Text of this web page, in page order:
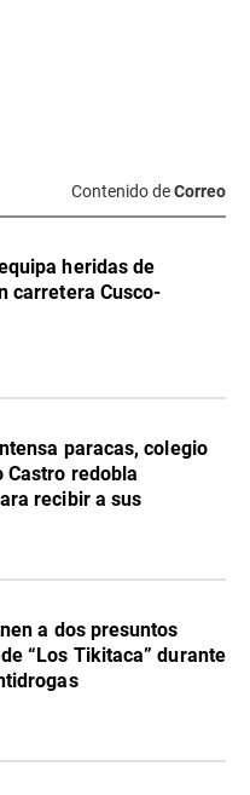
Contenido deCorreo
heridas de
carretera Cusco-
paracas, colegio
Castro redobla
recibir a sus
a dos presuntos
“Los Tikitaca” durante